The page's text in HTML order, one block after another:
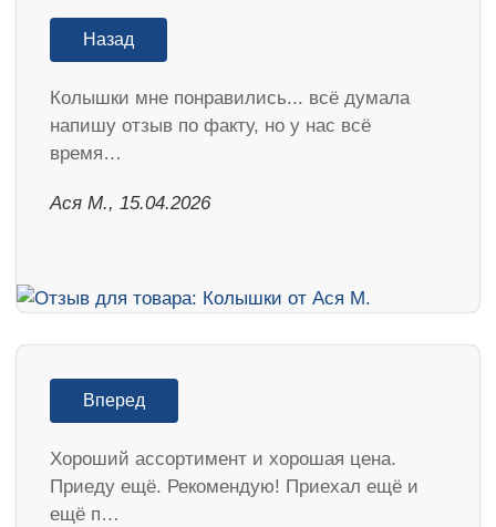
Назад
Колышки мне понравились... всё думала
напишу отзыв по факту, но у нас всё
время…
Ася М., 15.04.2026
Вперед
Хороший ассортимент и хорошая цена.
Приеду ещё. Рекомендую! Приехал ещё и
ещё п…